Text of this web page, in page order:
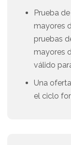
Prueba
mayores
pruebas
mayores
válido
Una
el ciclo